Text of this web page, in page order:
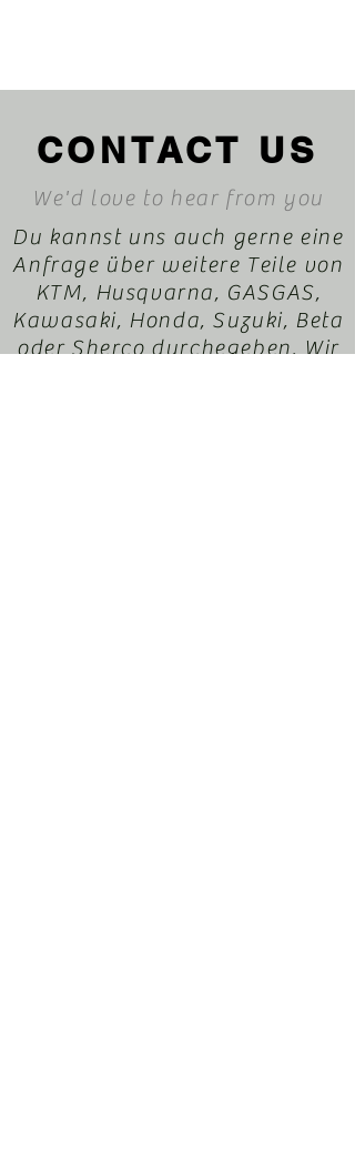
CONTACT US
We'd love to hear from you
Du kannst uns auch gerne eine
Anfrage über weitere Teile von
KTM, Husqvarna, GASGAS,
Kawasaki, Honda, Suzuki, Beta
oder Sherco durchegeben. Wir